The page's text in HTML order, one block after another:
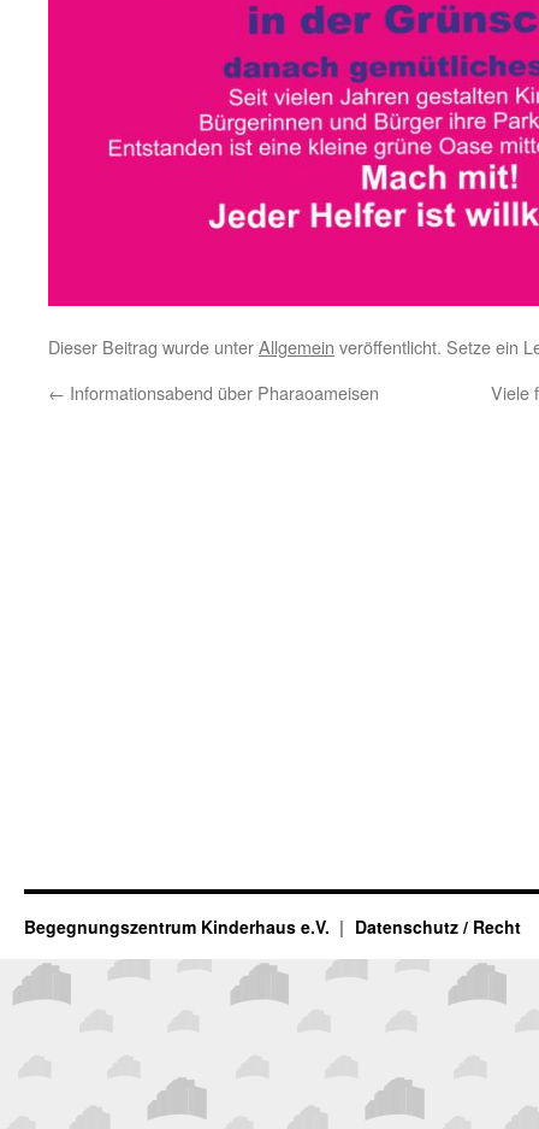
Dieser Beitrag wurde unterAllgemein veröffentlicht. Setze ein
← Informationsabend über Pharaoameisen Viele
Begegnungszentrum Kinderhaus e.V. Datenschutz / Recht